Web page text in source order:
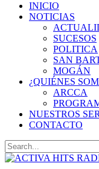
INICIO
NOTICIAS
SUCESOS
POLITICA
SAN
MOGÁN
¿QUIÉNES
ARCCA
NUESTROS
CONTACTO